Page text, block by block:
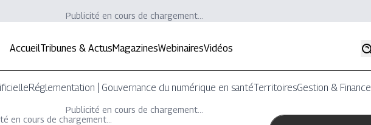
Publicité en cours de chargement...
AccueilTribunes & ActusMagazinesWebinairesVidéos
Réglementation | Gouvernance du numérique en santéTerritoiresGestion & Finance
Publicité en cours de chargement...
en cours de chargement...